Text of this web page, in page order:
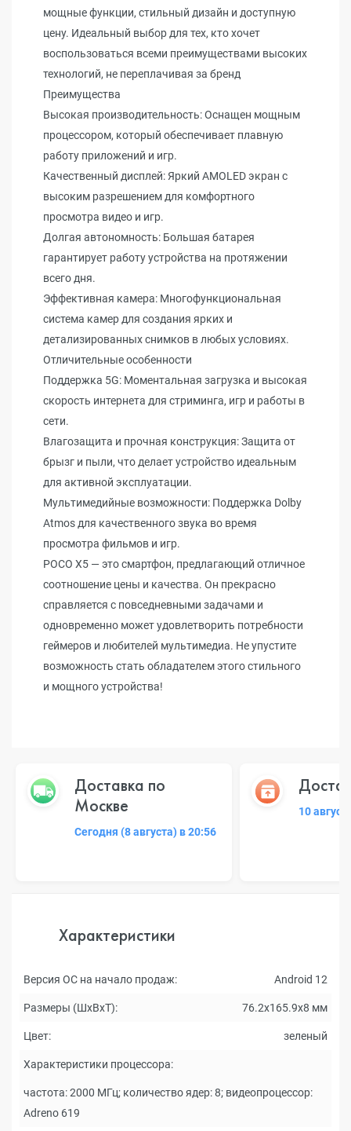
мощные функции, стильный дизайн и доступную
цену. Идеальный выбор для тех, кто хочет
воспользоваться всеми преимуществами высоких
технологий, не переплачивая за бренд
Преимущества
Высокая производительность: Оснащен мощным
процессором, который обеспечивает плавную
работу приложений и игр.
Качественный дисплей: Яркий AMOLED экран с
высоким разрешением для комфортного
просмотра видео и игр.
Долгая автономность: Большая батарея
гарантирует работу устройства на протяжении
всего дня.
Эффективная камера: Многофункциональная
система камер для создания ярких и
детализированных снимков в любых условиях.
Отличительные особенности
Поддержка 5G: Моментальная загрузка и высокая
скорость интернета для стриминга, игр и работы в
сети.
Влагозащита и прочная конструкция: Защита от
брызг и пыли, что делает устройство идеальным
для активной эксплуатации.
Мультимедийные возможности: Поддержка Dolby
Atmos для качественного звука во время
просмотра фильмов и игр.
POCO X5 — это смартфон, предлагающий отличное
соотношение цены и качества. Он прекрасно
справляется с повседневными задачами и
одновременно может удовлетворить потребности
геймеров и любителей мультимедиа. Не упустите
возможность стать обладателем этого стильного
и мощного устройства!
Доставка по
Москве
Сегодня (8 августа) в 20:56
10
Характеристики
Версия ОС на начало продаж: Android 12
Размеры (ШxВxТ): 76.2x165.9x8 мм
Цвет: зеленый
Характеристики процессора:
частота: 2000 МГц; количество ядер: 8; видеопроцессор:
Adreno 619